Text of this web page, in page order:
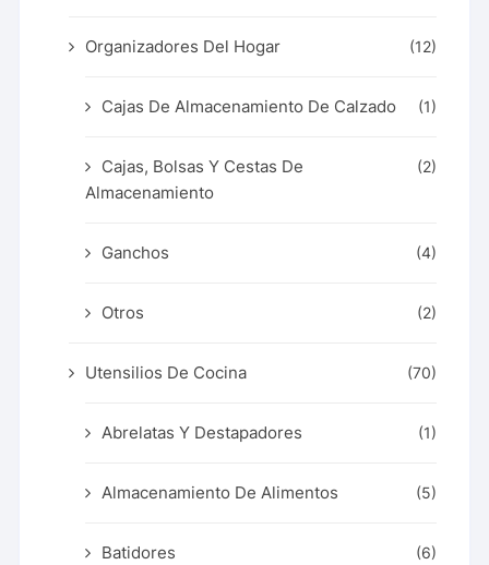
Organizadores Del Hogar (12)
Cajas De Almacenamiento De Calzado (1)
Cajas, Bolsas Y Cestas De
Almacenamiento
(2)
Ganchos (4)
Otros (2)
Utensilios De Cocina (70)
Abrelatas Y Destapadores (1)
Almacenamiento De Alimentos (5)
Batidores (6)